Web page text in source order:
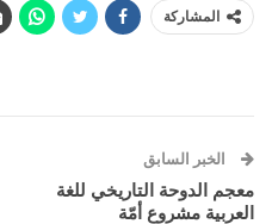
المشاركة
الخبر السابق
معجم الدوحة التاريخي للغة
العربية مشروع أمّة